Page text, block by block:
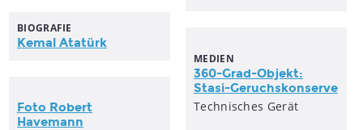
BIOGRAFIE
Kemal Atatürk
MEDIEN
360-Grad-Objekt:
Stasi-Geruchskonserve
Technisches Gerät
Foto Robert
Havemann